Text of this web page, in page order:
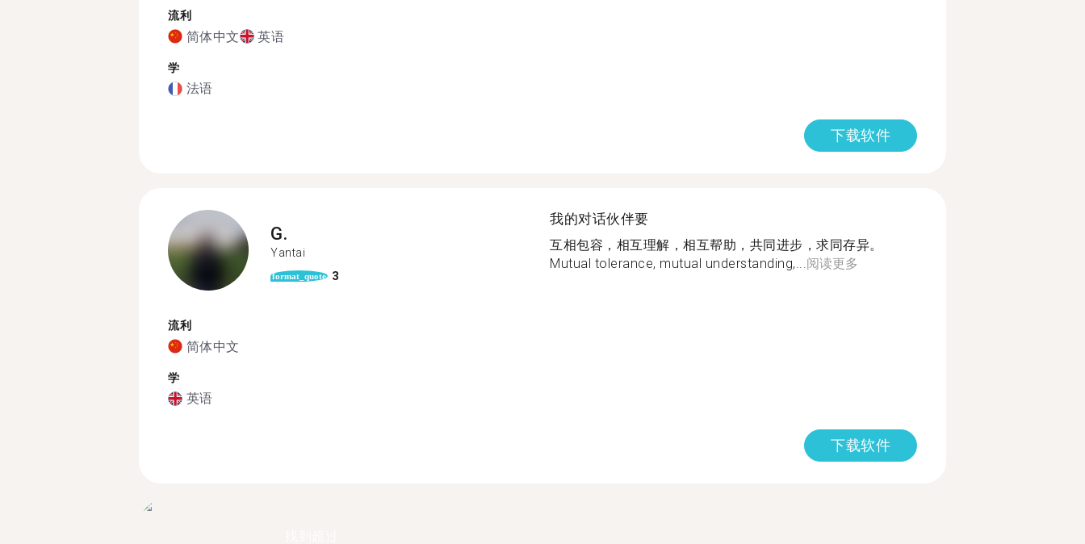
流利
简体中文 英语
学
法语
下载软件
G.
Yantai
format_quote 3
流利
简体中文
学
英语
我的对话伙伴要
互相包容，相互理解，相互帮助，共同进步，求同存异。
Mutual tolerance, mutual understanding,...阅读更多
下载软件